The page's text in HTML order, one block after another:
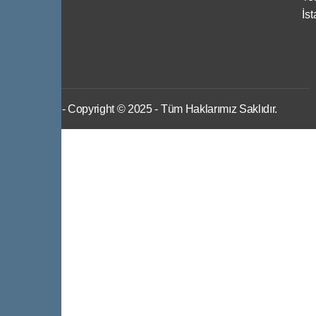
- Copyright © 2025 - Tüm Haklarımız Saklıdır.